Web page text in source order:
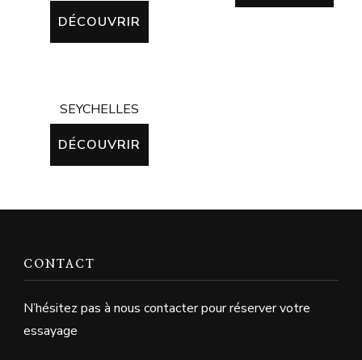
DÉCOUVRIR
SEYCHELLES
DÉCOUVRIR
CONTACT
N’hésitez pas à nous contacter pour réserver votre
essayage